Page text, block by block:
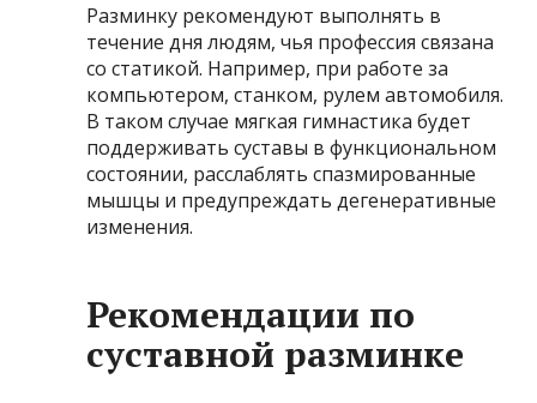
Разминку рекомендуют выполнять в
течение дня людям, чья профессия связана
со статикой. Например, при работе за
компьютером, станком, рулем автомобиля.
В таком случае мягкая гимнастика будет
поддерживать суставы в функциональном
состоянии, расслаблять спазмированные
мышцы и предупреждать дегенеративные
изменения.
Рекомендации по
суставной разминке